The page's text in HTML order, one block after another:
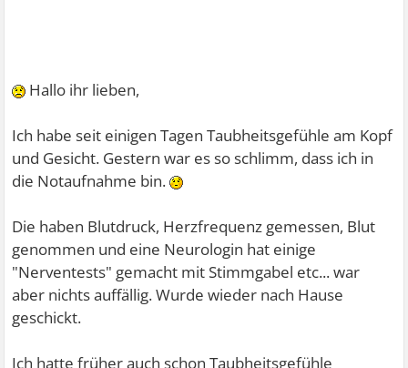
Hallo ihr lieben,
Ich habe seit einigen Tagen Taubheitsgefühle am Kopf
und Gesicht. Gestern war es so schlimm, dass ich in
die Notaufnahme bin.
Die haben Blutdruck, Herzfrequenz gemessen, Blut
genommen und eine Neurologin hat einige
"Nerventests" gemacht mit Stimmgabel etc... war
aber nichts auffällig. Wurde wieder nach Hause
geschickt.
Ich hatte früher auch schon Taubheitsgefühle